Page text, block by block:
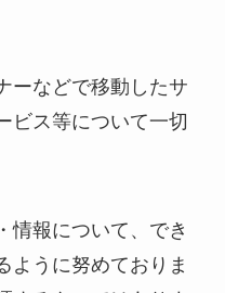
ーなどで移動したサ
ビス等について一切
情報について、でき
ように努めておりま